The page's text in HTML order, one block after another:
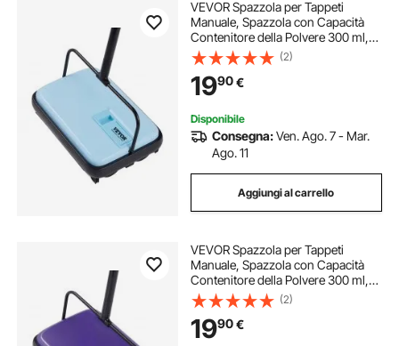
VEVOR Spazzola per Tappeti
Manuale, Spazzola con Capacità
Contenitore della Polvere 300 ml,
Facile da Svuotare, Larghezza di
Pulizia 17 cm, per Tappeti, Peli di
Animali Domestici, Blu
(2)
1990€
Disponibile
Consegna:Ven. Ago. 7 - Mar.
Ago. 11
Aggiungi al carrello
VEVOR Spazzola per Tappeti
Manuale, Spazzola con Capacità
Contenitore della Polvere 300 ml,
Facile da Svuotare, Larghezza di
Pulizia 17 cm, per Tappeti, Peli di
Animali Domestici, Viola
(2)
1990€